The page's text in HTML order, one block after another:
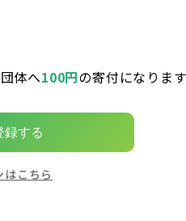
体へ100円の寄付になりま
録する
はこちら